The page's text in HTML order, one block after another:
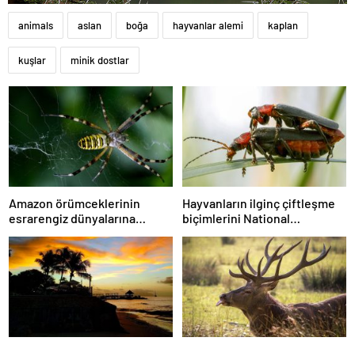
animals aslan boğa hayvanlar alemi kaplan
kuşlar minik dostlar
Amazon örümceklerinin
esrarengiz dünyalarına
gitmeye hazır olun.
Hayvanların ilginç çiftleşme
biçimlerini National
Geographic görüntüledi.